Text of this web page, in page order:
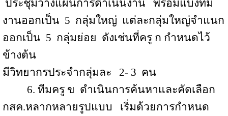
ประชุมวางแผนการดำเนินงาน
พร้อมแบ่งทีม
งานออกเป็น 5 กลุ่มใหญ่ แต่ละกลุ่มใหญ่จำแนก
ออกเป็น 5 กลุ่มย่อย ดังเช่นที่ครู ก กำหนดไว้
ข้างต้น
มีวิทยากรประจำกลุ่มละ
2- 3 คน
6. ทีมครู ข ดำเนินการค้นหาและคัดเลือก
กสค.หลากหลายรูปแบบ
เริ่มด้วยการกำหนด